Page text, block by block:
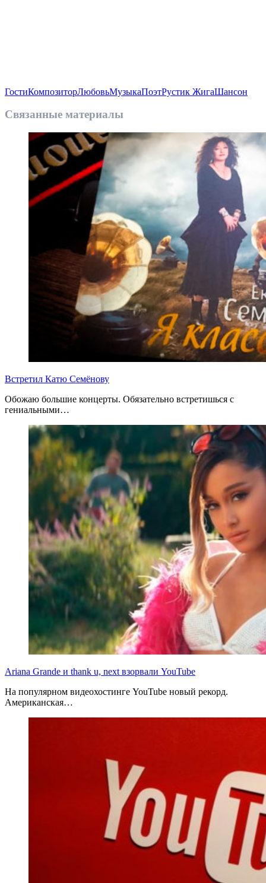
ГостиКомпозиторЛюбовьМузыкаПоэтРустик ЖигаШансон
Связанные материалы
Встретил Катю Семёнову
Обожаю большие концерты. Обязательно встретишься с
гениальными…
Ariana Grande и thank u, next взорвали YouTube
На популярном видеохостинге YouTube новый рекорд.
Американская…